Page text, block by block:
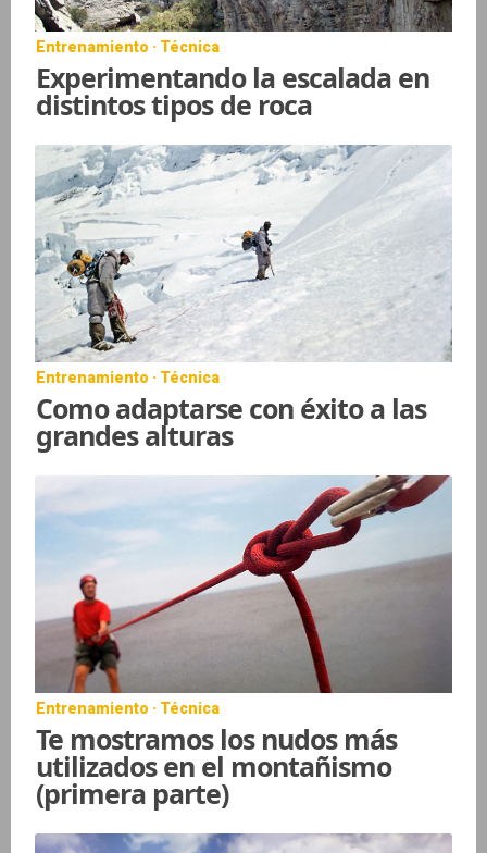
Entrenamiento · Técnica
Experimentando la escalada en
distintos tipos de roca
Entrenamiento · Técnica
Como adaptarse con éxito a las
grandes alturas
Entrenamiento · Técnica
Te mostramos los nudos más
utilizados en el montañismo
(primera parte)